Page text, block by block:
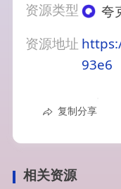
资源类型
夸
资源地址
93e6
复制分享
相关资源